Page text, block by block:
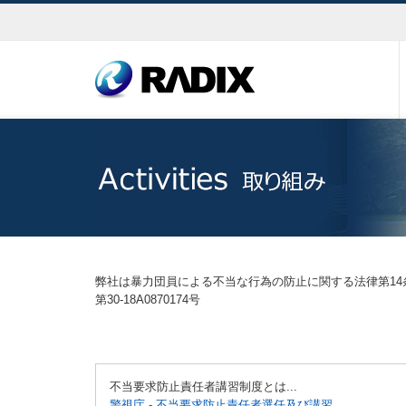
弊社は暴力団員による不当な行為の防止に関する法律第
第30-18A0870174号
不当要求防止責任者講習制度とは...